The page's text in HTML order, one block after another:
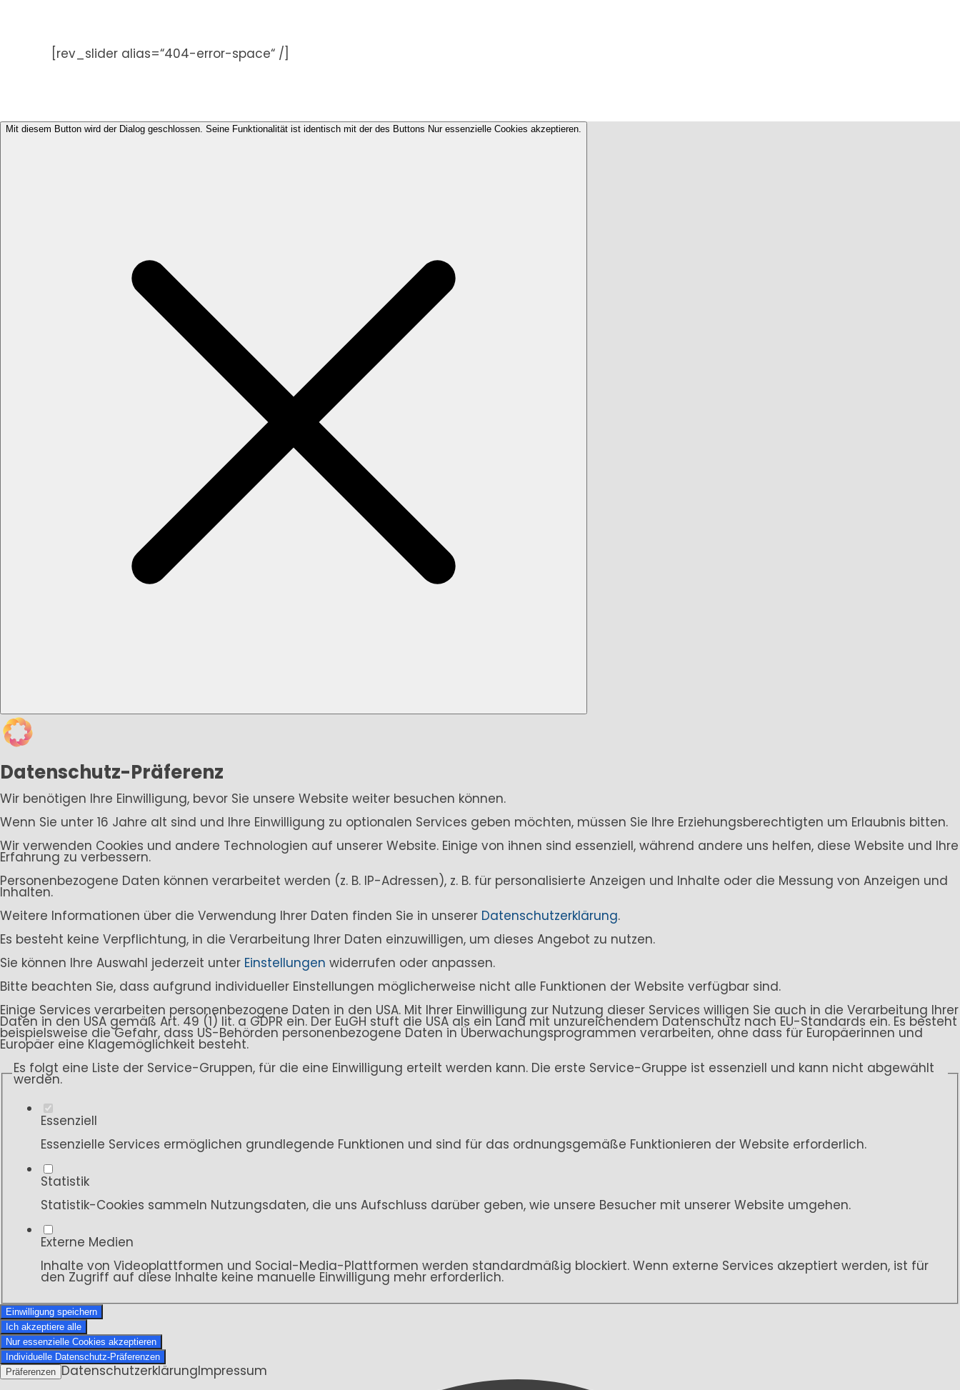
[rev_slider alias=“404-error-space“ /]
Mit diesem Button wird der Dialog geschlossen. Seine Funktionalität ist identisch mit der des Buttons Nur essenzielle Cookies akzeptieren.
Datenschutz-Präferenz
Wir benötigen Ihre Einwilligung, bevor Sie unsere Website weiter besuchen können.
Wenn Sie unter 16 Jahre alt sind und Ihre Einwilligung zu optionalen Services geben möchten, müssen Sie Ihre Erziehungsberechtigten um Erlaubnis bitten.
Wir verwenden Cookies und andere Technologien auf unserer Website. Einige von ihnen sind essenziell, während andere uns helfen, diese Website und Ihre
Erfahrung zu verbessern.
Personenbezogene Daten können verarbeitet werden (z. B. IP-Adressen), z. B. für personalisierte Anzeigen und Inhalte oder die Messung von Anzeigen und
Inhalten.
Weitere Informationen über die Verwendung Ihrer Daten finden Sie in unserer Datenschutzerklärung.
Es besteht keine Verpflichtung, in die Verarbeitung Ihrer Daten einzuwilligen, um dieses Angebot zu nutzen.
Sie können Ihre Auswahl jederzeit unter Einstellungen widerrufen oder anpassen.
Bitte beachten Sie, dass aufgrund individueller Einstellungen möglicherweise nicht alle Funktionen der Website verfügbar sind.
Einige Services verarbeiten personenbezogene Daten in den USA. Mit Ihrer Einwilligung zur Nutzung dieser Services willigen Sie auch in die Verarbeitung Ihrer
Daten in den USA gemäß Art. 49 (1) lit. a GDPR ein. Der EuGH stuft die USA als ein Land mit unzureichendem Datenschutz nach EU-Standards ein. Es besteht
beispielsweise die Gefahr, dass US-Behörden personenbezogene Daten in Überwachungsprogrammen verarbeiten, ohne dass für Europäerinnen und
Europäer eine Klagemöglichkeit besteht.
Es folgt eine Liste der Service-Gruppen, für die eine Einwilligung erteilt werden kann. Die erste Service-Gruppe ist essenziell und kann nicht abgewählt
werden.
Essenziell
Essenzielle Services ermöglichen grundlegende Funktionen und sind für das ordnungsgemäße Funktionieren der Website erforderlich.
Statistik
Statistik-Cookies sammeln Nutzungsdaten, die uns Aufschluss darüber geben, wie unsere Besucher mit unserer Website umgehen.
Externe Medien
Inhalte von Videoplattformen und Social-Media-Plattformen werden standardmäßig blockiert. Wenn externe Services akzeptiert werden, ist für
den Zugriff auf diese Inhalte keine manuelle Einwilligung mehr erforderlich.
Einwilligung speichern
Ich akzeptiere alle
Nur essenzielle Cookies akzeptieren
Individuelle Datenschutz-Präferenzen
Präferenzen DatenschutzerklärungImpressum